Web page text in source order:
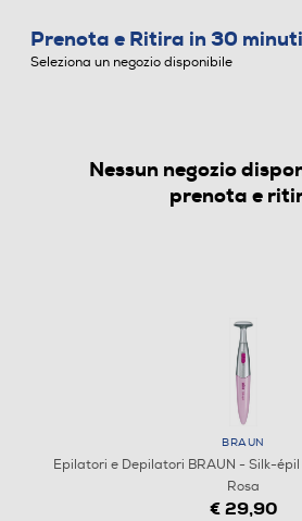
EPILATORI E DEPILATORI
Prenota e Ritira in 30 minuti
Seleziona un negozio disponibile
Nessun negozio
prenota e
BRAUN
Epilatori e Depilatori BRAUN - Silk-épil
Rosa
€ 29,90